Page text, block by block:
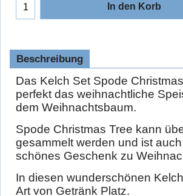
In den Korb
Beschreibung
Das Kelch Set Spode
perfekt das weihnachtliche
dem Weihnachtsbaum.
Spode Christmas Tree kann
gesammelt werden und ist
schönes Geschenk zu
In diesen wunderschönen
Art von Getränk Platz.